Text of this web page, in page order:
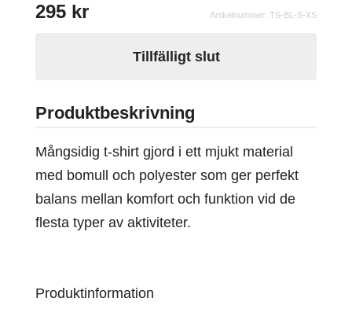
295 kr Artikelnummer: TS-BL-S-XS
Tillfälligt slut
Produktbeskrivning
Mångsidig t-shirt gjord i ett mjukt material
med bomull och polyester som ger perfekt
balans mellan komfort och funktion vid de
flesta typer av aktiviteter.
Produktinformation